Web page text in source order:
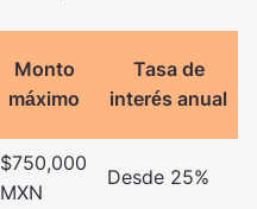
Monto
máximo
Tasa de
interés anual
$750,000
MXN
Desde 25%